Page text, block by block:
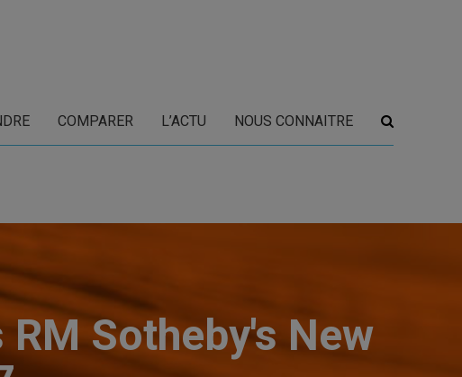
COMPARER L’ACTU NOUS CONNAITRE
Sotheby's New